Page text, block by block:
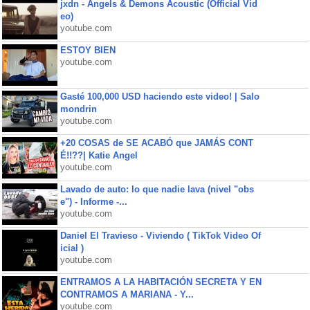
jxdn - Angels & Demons Acoustic (Official Vid
eo)
youtube.com
ESTOY BIEN
youtube.com
Gasté 100,000 USD haciendo este video! | Salo
mondrin
youtube.com
+20 COSAS de SE ACABÓ que JAMÁS CONT
É!!??| Katie Angel
youtube.com
Lavado de auto: lo que nadie lava (nivel "obs
e") - Informe -...
youtube.com
Daniel El Travieso - Viviendo ( TikTok Video Of
icial )
youtube.com
ENTRAMOS A LA HABITACIÓN SECRETA Y EN
CONTRAMOS A MARIANA - Y...
youtube.com